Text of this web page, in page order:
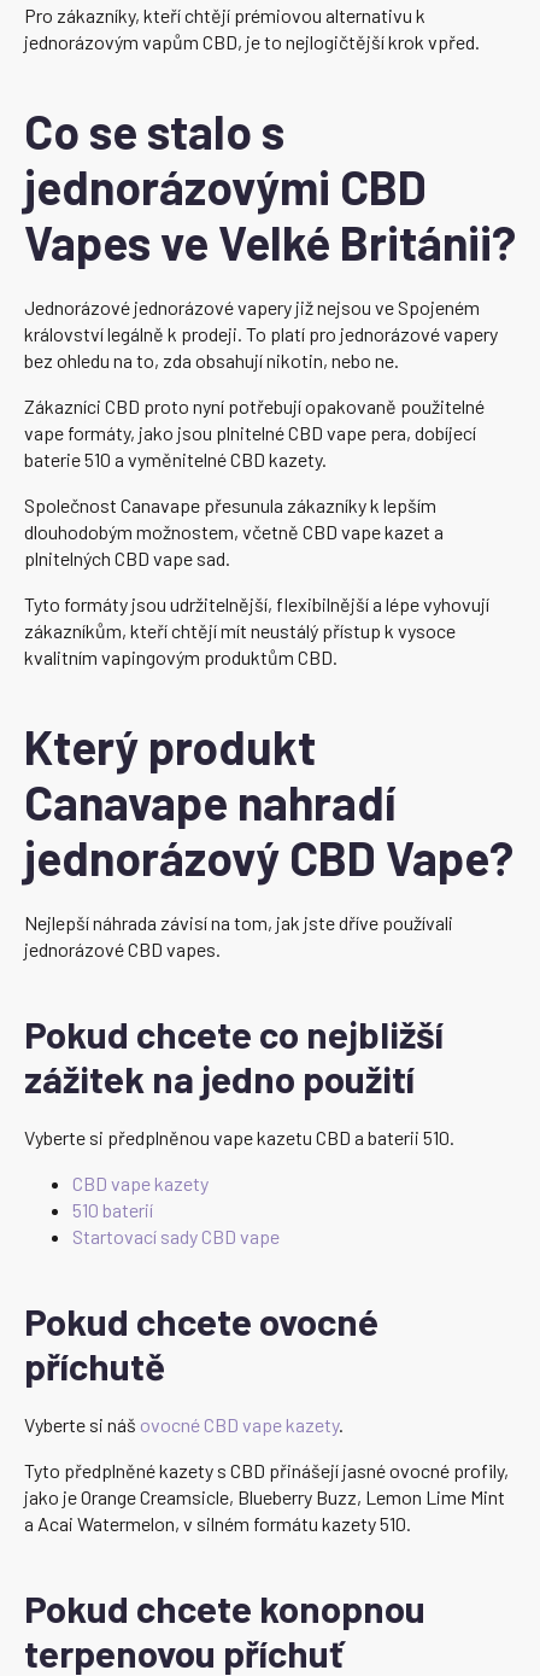
Pro zákazníky, kteří chtějí prémiovou alternativu k
jednorázovým vapům CBD, je to nejlogičtější krok vpřed.
Co se stalo s
jednorázovými CBD
Vapes ve Velké Británii?
Jednorázové jednorázové vapery již nejsou ve Spojeném
království legálně k prodeji. To platí pro jednorázové vapery
bez ohledu na to, zda obsahují nikotin, nebo ne.
Zákazníci CBD proto nyní potřebují opakovaně použitelné
vape formáty, jako jsou plnitelné CBD vape pera, dobíjecí
baterie 510 a vyměnitelné CBD kazety.
Společnost Canavape přesunula zákazníky k lepším
dlouhodobým možnostem, včetně CBD vape kazet a
plnitelných CBD vape sad.
Tyto formáty jsou udržitelnější, flexibilnější a lépe vyhovují
zákazníkům, kteří chtějí mít neustálý přístup k vysoce
kvalitním vapingovým produktům CBD.
Který produkt
Canavape nahradí
jednorázový CBD Vape?
Nejlepší náhrada závisí na tom, jak jste dříve používali
jednorázové CBD vapes.
Pokud chcete co nejbližší
zážitek na jedno použití
Vyberte si předplněnou vape kazetu CBD a baterii 510.
CBD vape kazety
510 baterií
Startovací sady CBD vape
Pokud chcete ovocné
příchutě
Vyberte si náš ovocné CBD vape kazety.
Tyto předplněné kazety s CBD přinášejí jasné ovocné profily,
jako je Orange Creamsicle, Blueberry Buzz, Lemon Lime Mint
a Acai Watermelon, v silném formátu kazety 510.
Pokud chcete konopnou
terpenovou příchuť